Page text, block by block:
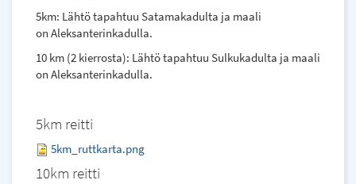
5km: Lähtö tapahtuu Satamakadulta ja maali
on Aleksanterinkadulla.
10 km (2 kierrosta): Lähtö tapahtuu Sulkukadulta ja maali
on Aleksanterinkadulla.
5km reitti
5km_ruttkarta.png
10km reitti